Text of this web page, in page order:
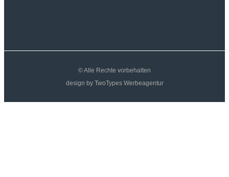
© Alle Rechte vorbehalten
design by TwoTypes Werbeagentur